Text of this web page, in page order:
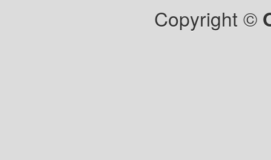
Copyright ©